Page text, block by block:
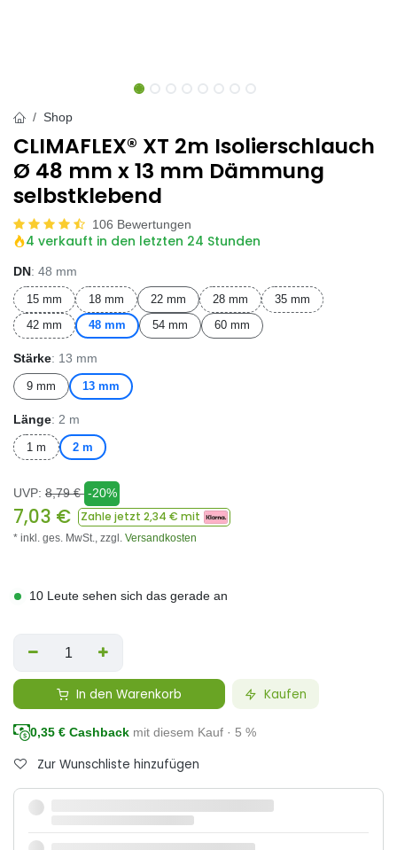
Shop
CLIMAFLEX® XT 2m Isolierschlauch
Ø 48 mm x 13 mm Dämmung
selbstklebend
106 Bewertungen
4 verkauft in den letzten 24 Stunden
DN: 48 mm
15 mm 18 mm 22 mm 28 mm
35 mm
42 mm
48 mm 54 mm 60 mm
Stärke: 13 mm
9 mm 13 mm
Länge: 2 m
1 m 2 m
UVP: 8,79€ -20%
7,03 € Zahle jetzt 2,34 € mit
* inkl. ges. MwSt., zzgl. Versandkosten
10 Leute sehen sich das gerade an
In den Warenkorb Kaufen
0,35 € Cashback mit diesem Kauf · 5 %
Zur Wunschliste hinzufügen